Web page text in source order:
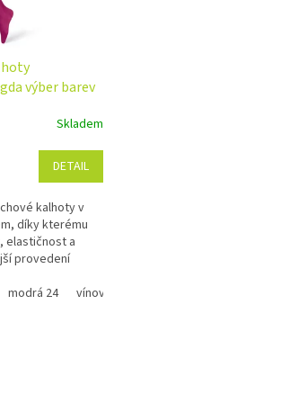
výber barev
Skladem
DETAIL
kalhoty v
díky kterému
elastičnost a
provedení
modrá 24 vínová 3